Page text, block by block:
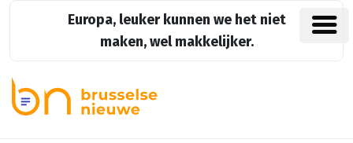
Europa, leuker kunnen we het niet
maken, wel makkelijker.